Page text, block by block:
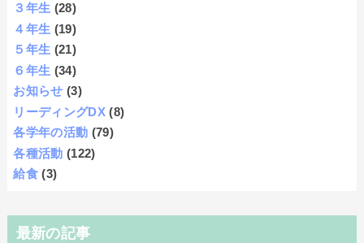
３年生 (28)
４年生 (19)
５年生 (21)
６年生 (34)
お知らせ (3)
リーディングDX (8)
各学年の活動 (79)
各種活動 (122)
給食 (3)
最新の記事